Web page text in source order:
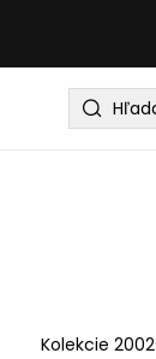
Kolekcie 2002